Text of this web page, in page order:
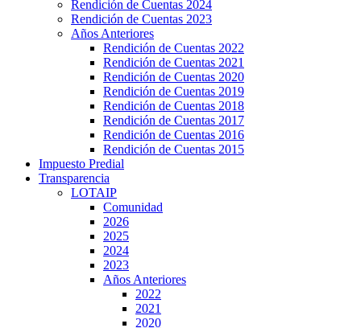
Rendición de Cuentas 2024
Rendición de Cuentas 2023
Años Anteriores
Rendición de Cuentas 2022
Rendición de Cuentas 2021
Rendición de Cuentas 2020
Rendición de Cuentas 2019
Rendición de Cuentas 2018
Rendición de Cuentas 2017
Rendición de Cuentas 2016
Rendición de Cuentas 2015
Impuesto Predial
Transparencia
LOTAIP
Comunidad
2026
2025
2024
2023
Años Anteriores
2022
2021
2020